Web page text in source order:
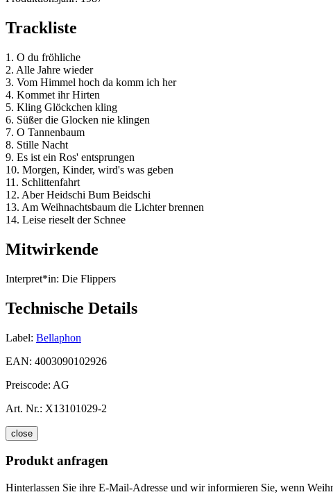
Trackliste
1. O du fröhliche
2. Alle Jahre wieder
3. Vom Himmel hoch da komm ich her
4. Kommet ihr Hirten
5. Kling Glöckchen kling
6. Süßer die Glocken nie klingen
7. O Tannenbaum
8. Stille Nacht
9. Es ist ein Ros' entsprungen
10. Morgen, Kinder, wird's was geben
11. Schlittenfahrt
12. Aber Heidschi Bum Beidschi
13. Am Weihnachtsbaum die Lichter brennen
14. Leise rieselt der Schnee
Mitwirkende
Interpret*in: Die Flippers
Technische Details
Label: Bellaphon
EAN: 4003090102926
Preiscode: AG
Art. Nr.: X13101029-2
close
Produkt anfragen
Hinterlassen Sie ihre E-Mail-Adresse und wir informieren Sie, wenn